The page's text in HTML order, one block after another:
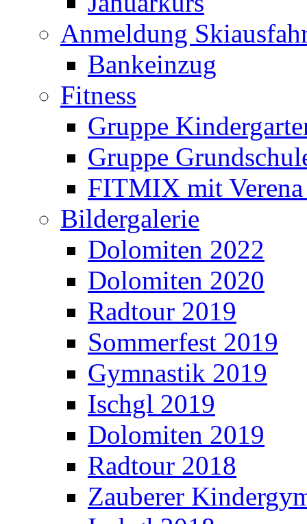
Anmeldung
Bankeinzug
Fitness
Gruppe
Gruppe
FITMIX mit
Bildergalerie
Dolomiten 2022
Dolomiten 2020
Radtour 2019
Sommerfest 2019
Gymnastik 2019
Ischgl 2019
Dolomiten 2019
Radtour 2018
Zauberer